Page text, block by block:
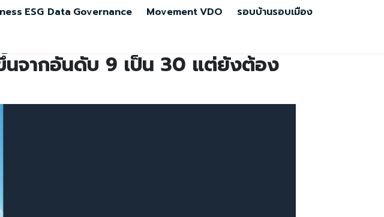
ESG Data Governance MovementVDO รอบบ้านรอบเมือง
จากอันดับ 9 เป็น 30 แต่ยังต้อง